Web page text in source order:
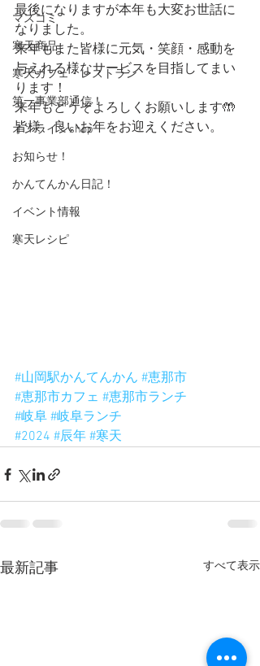
マスコミ
寒天商品
寒天カフェ・レストラン
第一事業部通信！
オンラインshop
お知らせ！
かんてんかん日記！
イベント情報
寒天レシピ
最後になりますが本年も大変お世話に
なりました。
来年もまた皆様に元気・笑顔・感動を
与えれる様なサービスを目指してまい
ります！
来年もどうぞよろしくお願いします🤲
皆様、良いお年をお迎えください。
#山岡駅かんてんかん #恵那市
#恵那市カフェ #恵那市ランチ
#岐阜 #岐阜ランチ
#2024 #辰年 #寒天
最新記事 すべて表示